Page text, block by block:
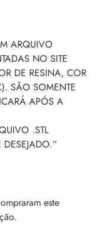
ARQUIVO
NO SITE
DE RESINA, COR
SÃO SOMENTE
APÓS A
.STL
este